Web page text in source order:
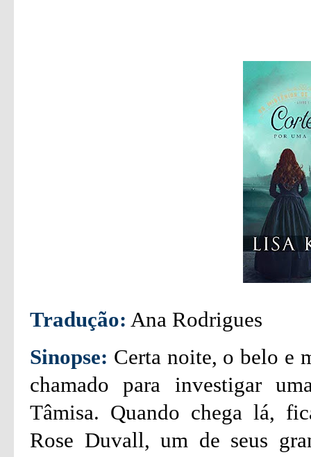
Tradução: Ana Rodrigues
Sinopse: Certa noite, o belo e
chamado para investigar
Tâmisa. Quando chega lá,
Rose Duvall, um de seus